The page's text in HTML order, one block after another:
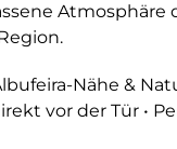
Atmosphäre
Nähe &
vor der Tür •